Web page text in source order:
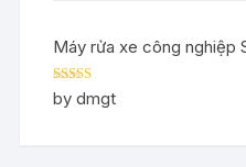
Máy rửa xe công nghiệp
Rated5out
of 5
by dmgt